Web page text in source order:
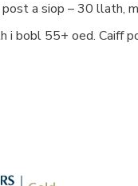
a siop – 30 llath,
i bobl 55+ oed. Caiff